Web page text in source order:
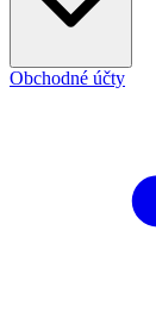
Obchodné účty